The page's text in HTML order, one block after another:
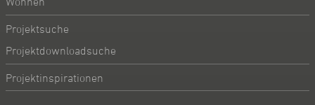
Projektsuche
Projektdownloadsuche
Projektinspirationen